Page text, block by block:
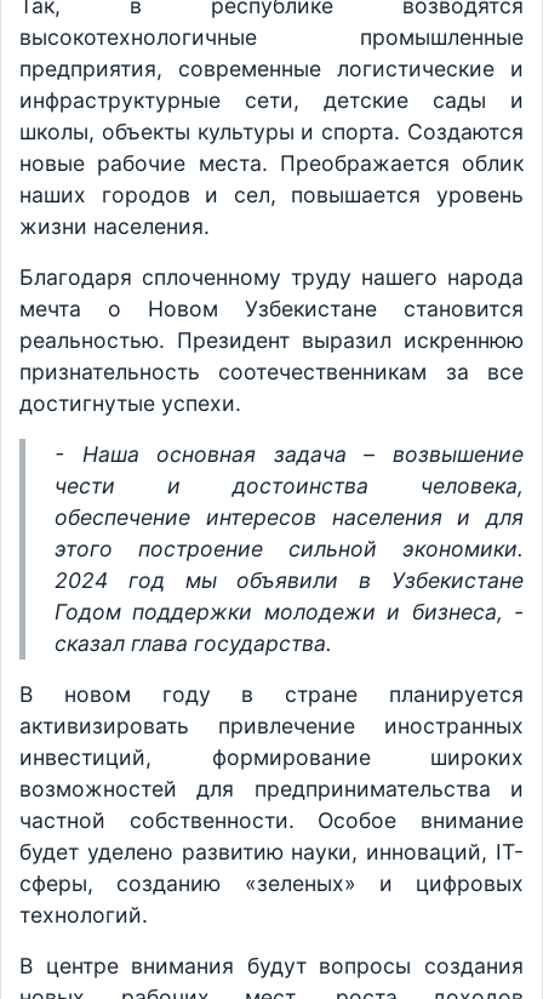
Так, в республике возводятся
высокотехнологичные промышленные
предприятия, современные логистические и
инфраструктурные сети, детские сады и
школы, объекты культуры и спорта. Создаются
новые рабочие места. Преображается облик
наших городов и сел, повышается уровень
жизни населения.
Благодаря сплоченному труду нашего народа
мечта о Новом Узбекистане становится
реальностью. Президент выразил искреннюю
признательность соотечественникам за все
достигнутые успехи.
- Наша основная задача – возвышение
чести и достоинства человека,
обеспечение интересов населения и для
этого построение сильной экономики.
2024 год мы объявили в Узбекистане
Годом поддержки молодежи и бизнеса, -
сказал глава государства.
В новом году в стране планируется
активизировать привлечение иностранных
инвестиций, формирование широких
возможностей для предпринимательства и
частной собственности. Особое внимание
будет уделено развитию науки, инноваций, IТ-
сферы, созданию «зеленых» и цифровых
технологий.
В центре внимания будут вопросы создания